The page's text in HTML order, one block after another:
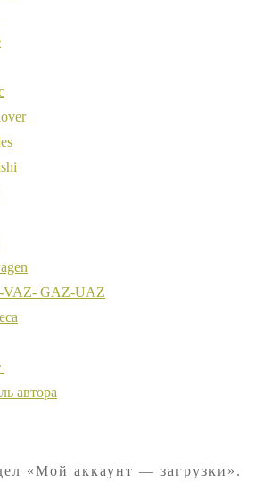
GAZ-UAZ
автора
«Мой аккаунт — загрузки».